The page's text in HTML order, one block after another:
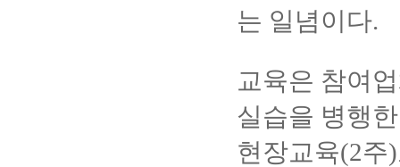
는 일념이다.
교육은 참여
실습을 병행
현장교육(2주